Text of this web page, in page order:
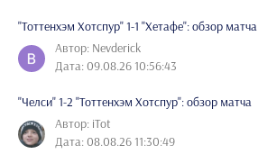
"Тоттенхэм Хотспур" 1-1 "Хетафе": обзор матча
Автор: Nevderick
Дата: 09.08.26 10:56:43
"Челси" 1-2 "Тоттенхэм Хотспур": обзор матча
Автор: iTot
Дата: 08.08.26 11:30:49